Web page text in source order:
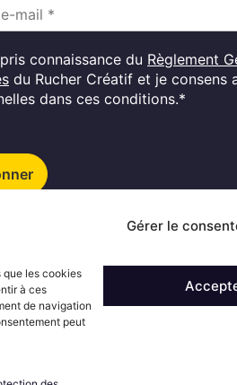
Gérer le
que les cookies
à ces
de navigation
peut
pris connaissance du Règlement
du Rucher Créatif et je consens
dans ces conditions.*
Suivez l'actualité du